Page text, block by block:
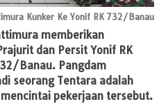
Kunker Ke Yonif RK 732/Banau
memberikan
dan Persit Yonif RK
Banau. Pangdam
seorang Tentara adalah
pekerjaan tersebut.